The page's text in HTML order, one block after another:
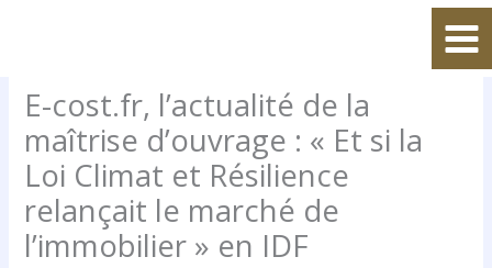
E-cost.fr, l’actualité de la
maîtrise d’ouvrage : « Et si la
Loi Climat et Résilience
relançait le marché de
l’immobilier » en IDF